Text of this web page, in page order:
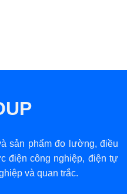
sản phẩm đo lường, điều
điện công nghiệp, điện tự
và quan trắc.